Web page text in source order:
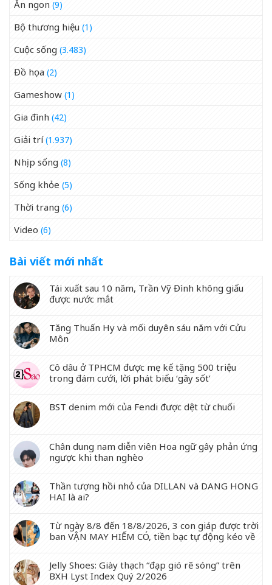
Ăn ngon (9)
Bộ thương hiệu (1)
Cuộc sống (3.483)
Đồ họa (2)
Gameshow (1)
Gia đình (42)
Giải trí(1.937)
Nhịp sống (8)
Sống khỏe (5)
Thời trang (6)
Video (6)
Bài viết mới nhất
Tái xuất sau 10 năm, Trần Vỹ Đình không giấu
được nước mắt
Tăng Thuấn Hy và mối duyên sáu năm với Cửu
Môn
Cô dâu ở TPHCM được mẹ kế tặng 500 triệu
trong đám cưới, lời phát biểu ‘gây sốt’
BST denim mới của Fendi được dệt từ chuối
Chân dung nam diễn viên Hoa ngữ gây phản ứng
ngược khi than nghèo
Thần tượng hồi nhỏ của DILLAN và DANG HONG
HAI là ai?
Từ ngày 8/8 đến 18/8/2026, 3 con giáp được trời
ban VẬN MAY HIẾM CÓ, tiền bạc tự động kéo về
Jelly Shoes: Giày thạch “đạp gió rẽ sóng” trên
BXH Lyst Index Quý 2/2026